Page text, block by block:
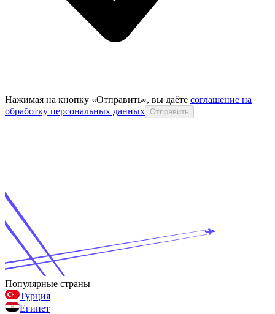
Нажимая на кнопку «Отправить», вы даёте соглашение на
обработку персональных данных Отправить
Популярные страны
Турция
Египет